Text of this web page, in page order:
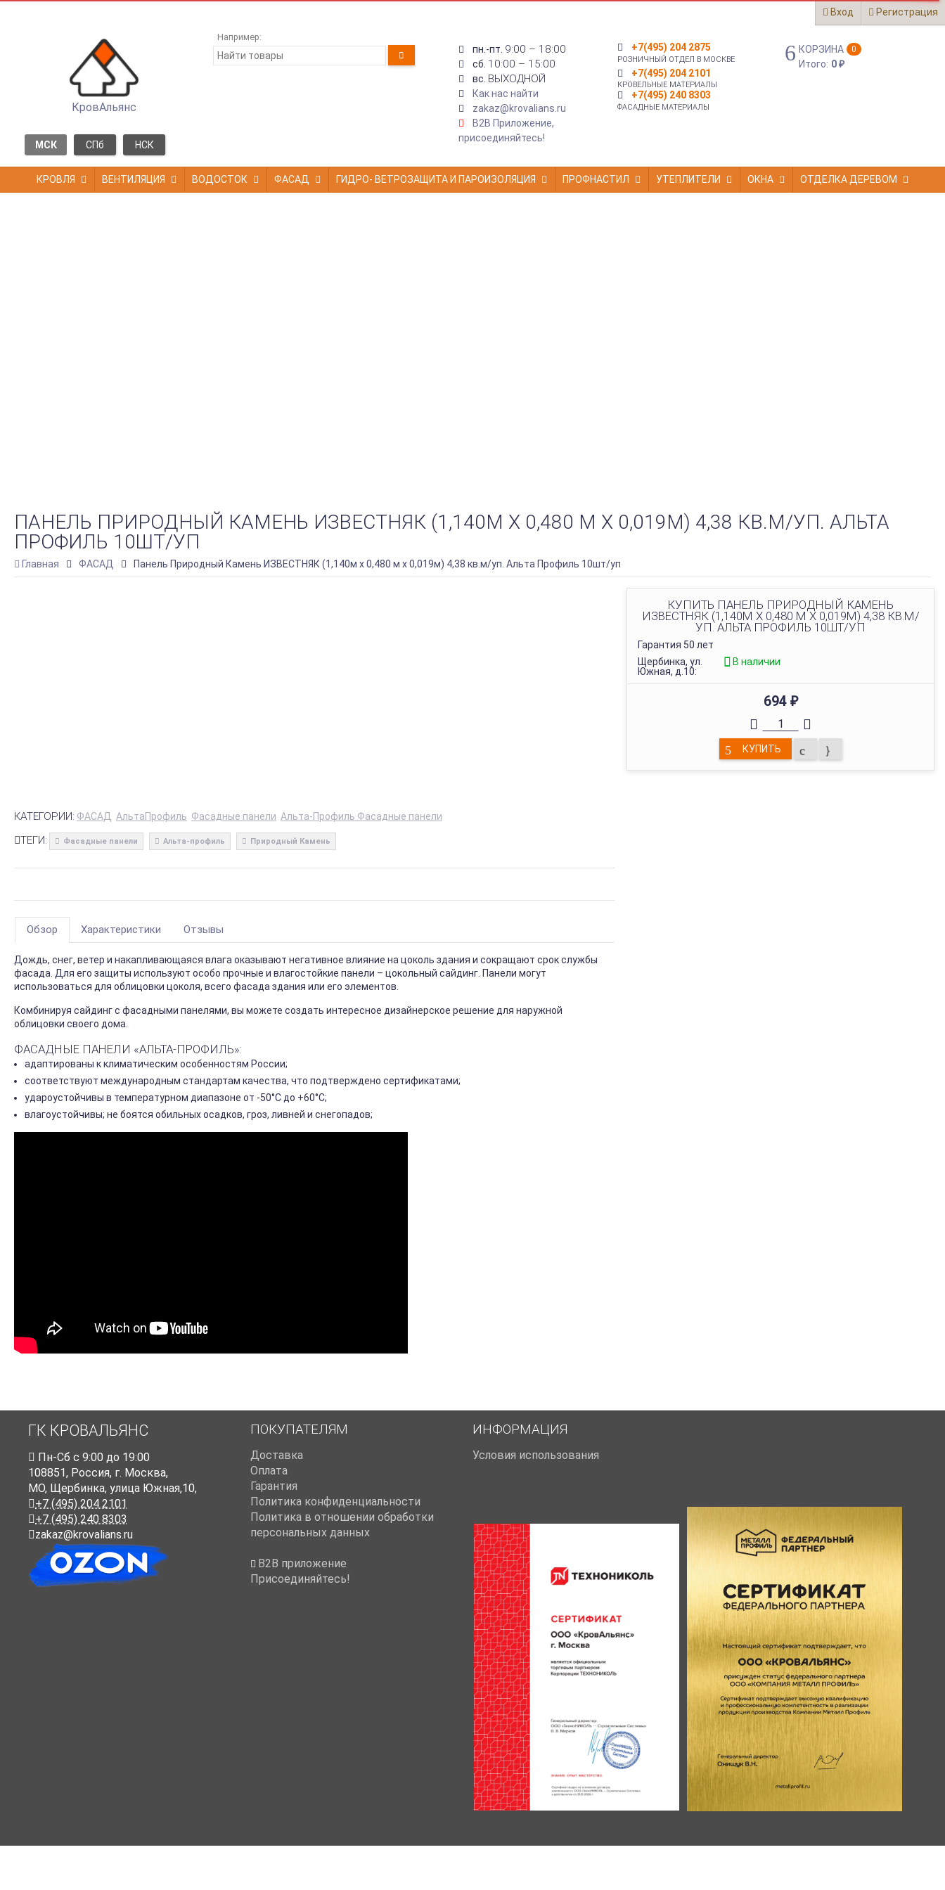
Вход Регистрация
КровАльянс
МСК СПб НСК
Например:
пн.-пт. 9:00 – 18:00
сб. 10:00 – 15:00
вс. ВЫХОДНОЙ
Как нас найти
zakaz@krovalians.ru
B2B Приложение,
присоединяйтесь!
+7(495) 204 2875
РОЗНИЧНЫЙ ОТДЕЛ В МОСКВЕ
+7(495) 204 2101
КРОВЕЛЬНЫЕ МАТЕРИАЛЫ
+7(495) 240 8303
ФАСАДНЫЕ МАТЕРИАЛЫ
КОРЗИНА 0
Итого: 0₽
КРОВЛЯ ВЕНТИЛЯЦИЯ ВОДОСТОК ФАСАД ГИДРО- ВЕТРОЗАЩИТА И ПАРОИЗОЛЯЦИЯ ПРОФНАСТИЛ УТЕПЛИТЕЛИ ОКНА ОТДЕЛКА ДЕРЕВОМ
ПАНЕЛЬ ПРИРОДНЫЙ КАМЕНЬ ИЗВЕСТНЯК (1,140М Х 0,480 М Х 0,019М) 4,38 КВ.М/УП. АЛЬТА
ПРОФИЛЬ 10ШТ/УП
Главная ФАСАД Панель Природный Камень ИЗВЕСТНЯК (1,140м х 0,480 м х 0,019м) 4,38 кв.м/уп. Альта Профиль 10шт/уп
КУПИТЬ ПАНЕЛЬ ПРИРОДНЫЙ КАМЕНЬ
ИЗВЕСТНЯК (1,140М Х 0,480 М Х 0,019М) 4,38 КВ.М/
УП. АЛЬТА ПРОФИЛЬ 10ШТ/УП
Гарантия 50 лет
Щербинка, ул.
Южная, д.10:
В наличии
694 ₽
КУПИТЬ
КАТЕГОРИИ: ФАСАД АльтаПрофиль Фасадные панели Альта-Профиль Фасадные панели
ТЕГИ: Фасадные панели Альта-профиль Природный Камень
Обзор Характеристики Отзывы
Дождь, снег, ветер и накапливающаяся влага оказывают негативное влияние на цоколь здания и сокращают срок службы
фасада. Для его защиты используют особо прочные и влагостойкие панели – цокольный сайдинг. Панели могут
использоваться для облицовки цоколя, всего фасада здания или его элементов.
Комбинируя сайдинг с фасадными панелями, вы можете создать интересное дизайнерское решение для наружной
облицовки своего дома.
ФАСАДНЫЕ ПАНЕЛИ «АЛЬТА-ПРОФИЛЬ»:
адаптированы к климатическим особенностям России;
соответствуют международным стандартам качества, что подтверждено сертификатами;
удароустойчивы в температурном диапазоне от -50°С до +60°С;
влагоустойчивы; не боятся обильных осадков, гроз, ливней и снегопадов;
ГК КРОВАЛЬЯНС
Пн-Cб с 9:00 до 19:00
108851, Россия, г. Москва,
МО, Щербинка, улица Южная,10,
+7 (495) 204 2101
+7 (495) 240 8303
zakaz@krovalians.ru
ПОКУПАТЕЛЯМ
Доставка
Оплата
Гарантия
Политика конфиденциальности
Политика в отношении обработки
персональных данных
B2B приложение
Присоединяйтесь!
ИНФОРМАЦИЯ
Условия использования